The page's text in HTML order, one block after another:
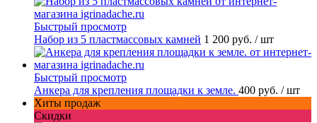
Быстрый просмотр
Набор из 5 пластмассовых камней 1 200 руб. / шт
Быстрый просмотр
Анкера для крепления площадки к земле. 400 руб. / шт
Хиты продаж
Скидки